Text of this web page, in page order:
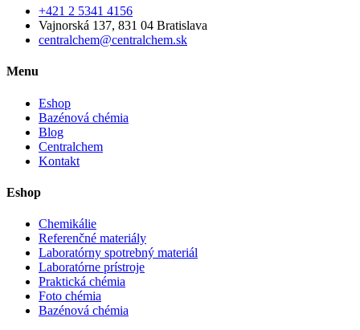
+421 2 5341 4156
Vajnorská 137, 831 04 Bratislava
centralchem@centralchem.sk
Menu
Eshop
Bazénová chémia
Blog
Centralchem
Kontakt
Eshop
Chemikálie
Referenčné materiály
Laboratórny spotrebný materiál
Laboratórne prístroje
Praktická chémia
Foto chémia
Bazénová chémia